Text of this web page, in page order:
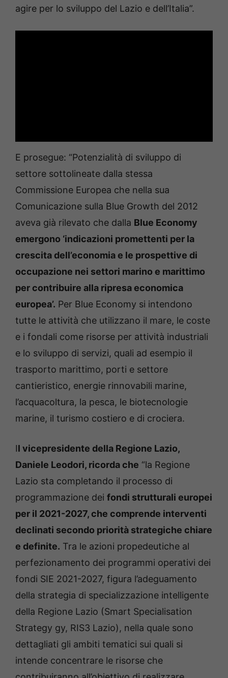
agire per lo sviluppo del Lazio e dell’Italia”.
E prosegue: “Potenzialità di sviluppo di
settore sottolineate dalla stessa
Commissione Europea che nella sua
Comunicazione sulla Blue Growth del 2012
aveva già rilevato che dalla Blue Economy
emergono ‘indicazioni promettenti per la
crescita dell’economia e le prospettive di
occupazione nei settori marino e marittimo
per contribuire alla ripresa economica
europea’. Per Blue Economy si intendono
tutte le attività che utilizzano il mare, le coste
e i fondali come risorse per attività industriali
e lo sviluppo di servizi, quali ad esempio il
trasporto marittimo, porti e settore
cantieristico, energie rinnovabili marine,
l’acquacoltura, la pesca, le biotecnologie
marine, il turismo costiero e di crociera.
Il vicepresidente della Regione Lazio,
Daniele Leodori, ricorda che “la Regione
Lazio sta completando il processo di
programmazione dei fondi strutturali europei
per il 2021-2027, che comprende interventi
declinati secondo priorità strategiche chiare
e definite. Tra le azioni propedeutiche al
perfezionamento dei programmi operativi dei
fondi SIE 2021-2027, figura l’adeguamento
della strategia di specializzazione intelligente
della Regione Lazio (Smart Specialisation
Strategy gy, RIS3 Lazio), nella quale sono
dettagliati gli ambiti tematici sui quali si
intende concentrare le risorse che